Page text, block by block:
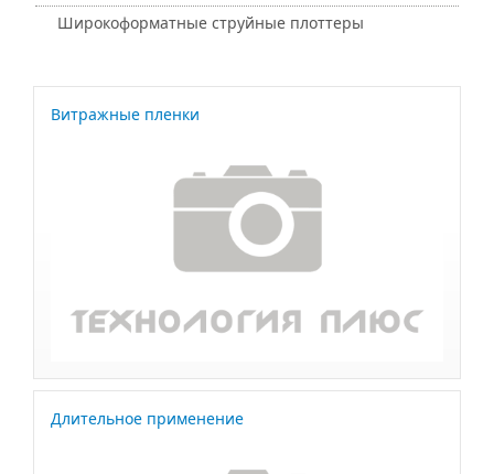
Широкоформатные струйные плоттеры
Витражные пленки
Длительное применение